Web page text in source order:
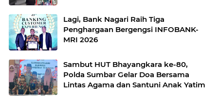
Lagi, Bank Nagari Raih Tiga
Penghargaan Bergengsi INFOBANK-
MRI 2026
Sambut HUT Bhayangkara ke-80,
Polda Sumbar Gelar Doa Bersama
Lintas Agama dan Santuni Anak Yatim